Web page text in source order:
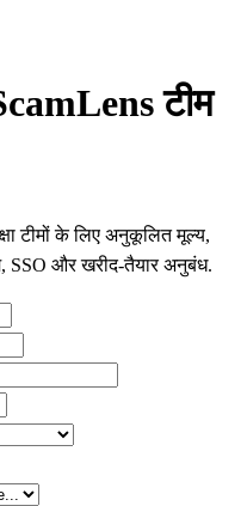
टीम
टीमों के लिए अनुकूलित मूल्य,
SSO और खरीद-तैयार अनुबंध.